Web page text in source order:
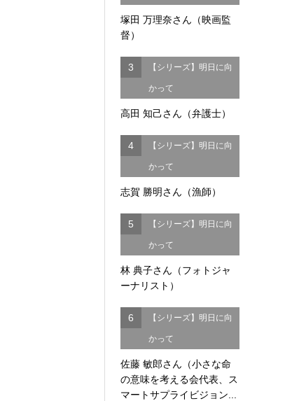
塚田 万理奈さん（映画監
督）
3 【シリーズ】明日に向
かって
高田 知己さん（弁護士）
4 【シリーズ】明日に向
かって
志賀 勝明さん（漁師）
5 【シリーズ】明日に向
かって
林 典子さん（フォトジャ
ーナリスト）
6 【シリーズ】明日に向
かって
佐藤 敏郎さん（小さな命
の意味を考える会代表、ス
マートサプライビジョン...